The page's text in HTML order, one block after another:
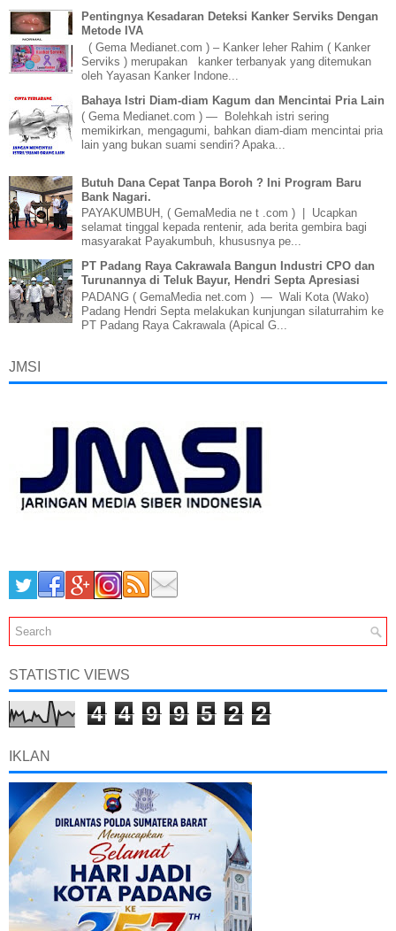
Pentingnya Kesadaran Deteksi Kanker Serviks Dengan
Metode IVA
( Gema Medianet.com ) – Kanker leher Rahim ( Kanker
Serviks ) merupakan kanker terbanyak yang ditemukan
oleh Yayasan Kanker Indone...
Bahaya Istri Diam-diam Kagum dan Mencintai Pria Lain
( Gema Medianet.com ) — Bolehkah istri sering
memikirkan, mengagumi, bahkan diam-diam mencintai pria
lain yang bukan suami sendiri? Apaka...
Butuh Dana Cepat Tanpa Boroh ? Ini Program Baru
Bank Nagari.
PAYAKUMBUH, ( GemaMedia ne t .com ) | Ucapkan
selamat tinggal kepada rentenir, ada berita gembira bagi
masyarakat Payakumbuh, khususnya pe...
PT Padang Raya Cakrawala Bangun Industri CPO dan
Turunannya di Teluk Bayur, Hendri Septa Apresiasi
PADANG ( GemaMedia net.com ) — Wali Kota (Wako)
Padang Hendri Septa melakukan kunjungan silaturrahim ke
PT Padang Raya Cakrawala (Apical G...
JMSI
STATISTIC VIEWS
4 4 9 9 5 2 2
IKLAN